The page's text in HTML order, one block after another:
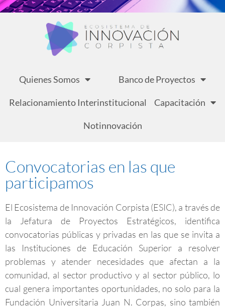
Quienes Somos Banco de Proyectos
Relacionamiento Interinstitucional Capacitación
Notinnovación
Convocatorias en las que
participamos
El Ecosistema de Innovación Corpista (ESIC), a través de
la Jefatura de Proyectos Estratégicos, identifica
convocatorias públicas y privadas en las que se invita a
las Instituciones de Educación Superior a resolver
problemas y atender necesidades que afectan a la
comunidad, al sector productivo y al sector público, lo
cual genera importantes oportunidades, no solo para la
Fundación Universitaria Juan N. Corpas, sino también